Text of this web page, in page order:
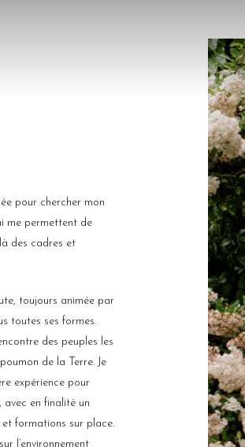
pour chercher mon
me permettent de
des cadres et
toujours animée par
toutes ses formes.
des peuples les
de la Terre. Je
expérience pour
en finalité un
formations sur place.
l’environnement